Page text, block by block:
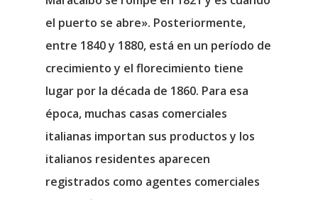
el puerto se abre». Posteriormente,
entre 1840 y 1880, está en un período de
crecimiento y el florecimiento tiene
lugar por la década de 1860. Para esa
época, muchas casas comerciales
italianas importan sus productos y los
italianos residentes aparecen
registrados como agentes comerciales